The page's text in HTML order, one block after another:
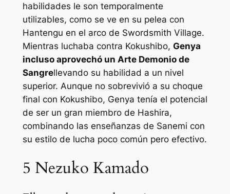
habilidades le son temporalmente
utilizables, como se ve en su pelea con
Hantengu en el arco de Swordsmith Village.
Mientras luchaba contra Kokushibo, Genya
incluso aprovechó un Arte Demonio de
Sangrellevando su habilidad a un nivel
superior. Aunque no sobrevivió a su choque
final con Kokushibo, Genya tenía el potencial
de ser un gran miembro de Hashira,
combinando las enseñanzas de Sanemi con
su estilo de lucha poco común pero efectivo.
5 Nezuko Kamado